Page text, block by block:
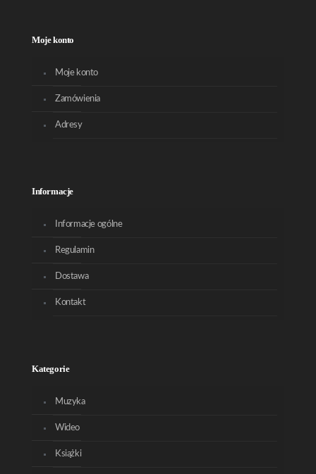
Moje konto
Moje konto
Zamówienia
Adresy
Informacje
Informacje ogólne
Regulamin
Dostawa
Kontakt
Kategorie
Muzyka
Wideo
Książki